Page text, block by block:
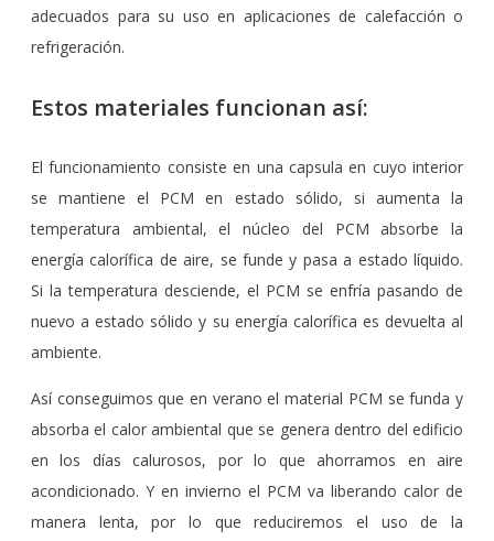
adecuados para su uso en aplicaciones de calefacción o
refrigeración.
Estos materiales funcionan así:
El funcionamiento consiste en una capsula en cuyo interior
se mantiene el PCM en estado sólido, si aumenta la
temperatura ambiental, el núcleo del PCM absorbe la
energía calorífica de aire, se funde y pasa a estado líquido.
Si la temperatura desciende, el PCM se enfría pasando de
nuevo a estado sólido y su energía calorífica es devuelta al
ambiente.
Así conseguimos que en verano el material PCM se funda y
absorba el calor ambiental que se genera dentro del edificio
en los días calurosos, por lo que ahorramos en aire
acondicionado. Y en invierno el PCM va liberando calor de
manera lenta, por lo que reduciremos el uso de la